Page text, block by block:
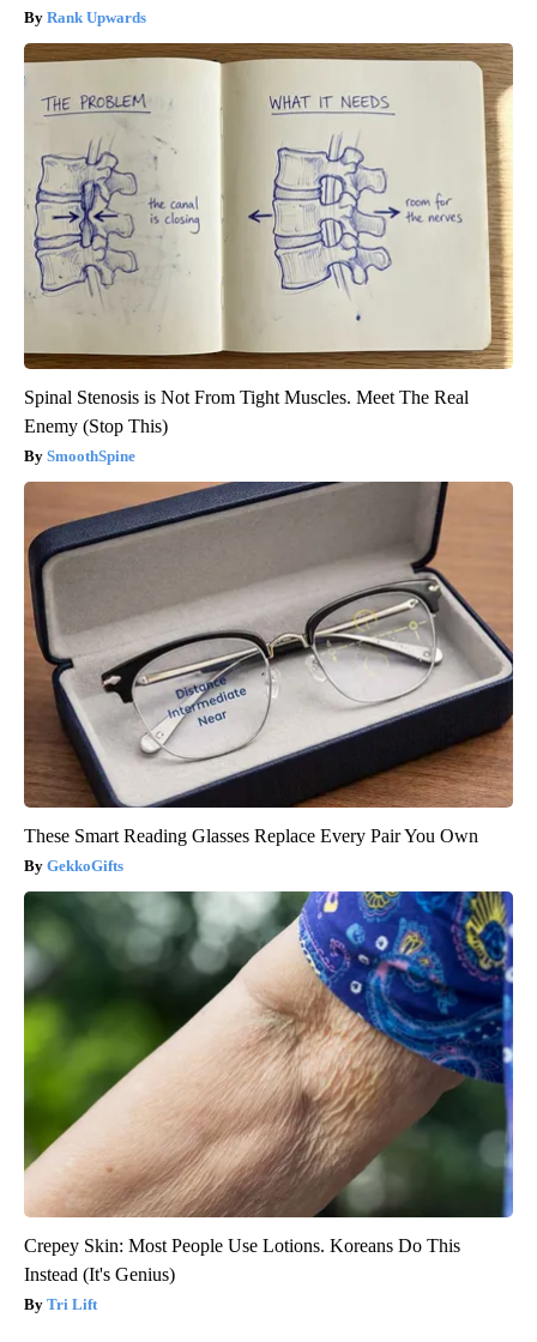
Rank Upwards
Spinal Stenosis is Not From Tight Muscles. Meet The Real
Enemy (Stop This)
SmoothSpine
These Smart Reading Glasses Replace Every Pair You Own
GekkoGifts
Crepey Skin: Most People Use Lotions. Koreans Do This
Instead (It's Genius)
Tri Lift